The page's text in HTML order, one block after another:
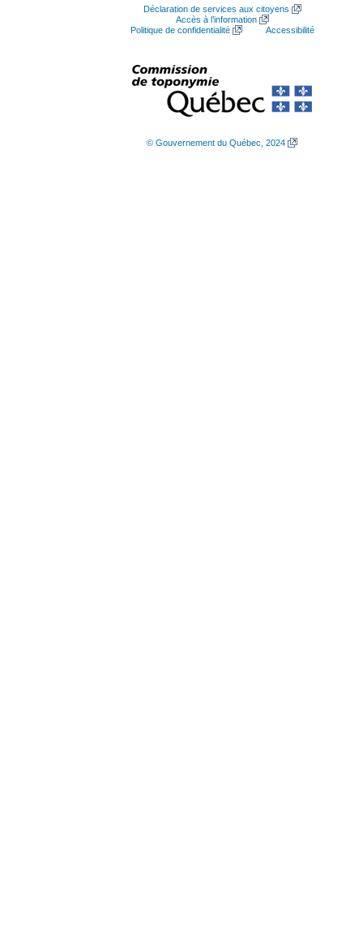
Déclaration de services aux citoyens
Accès à l’information
Politique de confidentialité
Accessibilité
© Gouvernement du Québec, 2024